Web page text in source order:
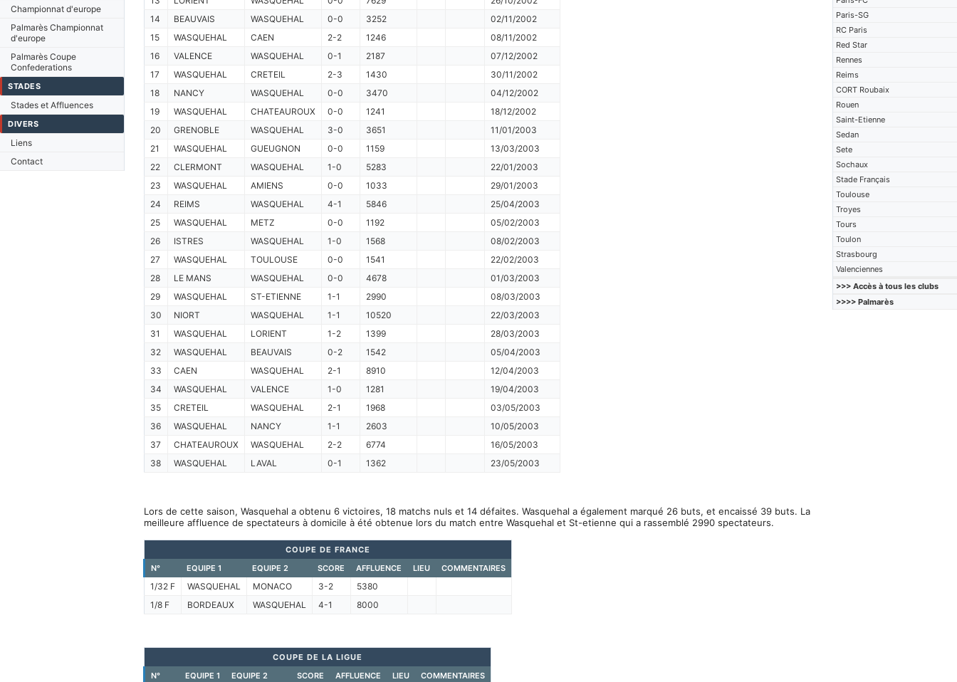
Championnat d'europe
Palmarès Championnat
d'europe
Palmarès Coupe
Confederations
STADES
Stades et Affluences
DIVERS
Liens
Contact
Paris-SG
RC Paris
Red Star
Rennes
Reims
CORT Roubaix
Rouen
Saint-Etienne
Sedan
Sete
Sochaux
Stade Français
Toulouse
Troyes
Tours
Toulon
Strasbourg
Valenciennes
>>> Accès à tous les clubs
>>>> Palmarès
14
BEAUVAIS WASQUEHAL 0-0 3252
02/11/2002
15
WASQUEHAL CAEN 2-2 1246
08/11/2002
16
VALENCE WASQUEHAL 0-1 2187
07/12/2002
17
WASQUEHAL CRETEIL 2-3 1430
30/11/2002
18
NANCY WASQUEHAL 0-0 3470
04/12/2002
19
WASQUEHAL CHATEAUROUX 0-0 1241
18/12/2002
20
GRENOBLE WASQUEHAL 3-0 3651
11/01/2003
21
WASQUEHAL GUEUGNON 0-0 1159
13/03/2003
22
CLERMONT WASQUEHAL 1-0 5283
22/01/2003
23
WASQUEHAL AMIENS 0-0 1033
29/01/2003
24
REIMS WASQUEHAL 4-1 5846
25/04/2003
25
WASQUEHAL METZ 0-0 1192
05/02/2003
26
ISTRES WASQUEHAL 1-0 1568
08/02/2003
27
WASQUEHAL TOULOUSE 0-0 1541
22/02/2003
28
LE MANS WASQUEHAL 0-0 4678
01/03/2003
29
WASQUEHAL ST-ETIENNE 1-1 2990
08/03/2003
30
NIORT WASQUEHAL 1-1 10520
22/03/2003
31
WASQUEHAL LORIENT 1-2 1399
28/03/2003
32
WASQUEHAL BEAUVAIS 0-2 1542
05/04/2003
33
CAEN WASQUEHAL 2-1 8910
12/04/2003
34
WASQUEHAL VALENCE 1-0 1281
19/04/2003
35
CRETEIL WASQUEHAL 2-1 1968
03/05/2003
36
WASQUEHAL NANCY 1-1 2603
10/05/2003
37
CHATEAUROUX WASQUEHAL 2-2 6774
16/05/2003
38
WASQUEHAL LAVAL 0-1 1362 23/05/2003
Lors de cette saison, Wasquehal a obtenu 6 victoires, 18 matchs nuls et 14 défaites. Wasquehal a également marqué 26 buts, et encaissé 39 buts. La
meilleure affluence de spectateurs à domicile à été obtenue lors du match entre Wasquehal et St-etienne qui a rassemblé 2990 spectateurs.
COUPE DE FRANCE
N°
EQUIPE 1 EQUIPE 2 SCORE AFFLUENCE LIEU COMMENTAIRES
1/32 F WASQUEHAL MONACO 3-2
5380
1/8 F
BORDEAUX WASQUEHAL 4-1 8000
COUPE DE LA LIGUE
N°
EQUIPE 1 EQUIPE 2 SCORE AFFLUENCE LIEU COMMENTAIRES